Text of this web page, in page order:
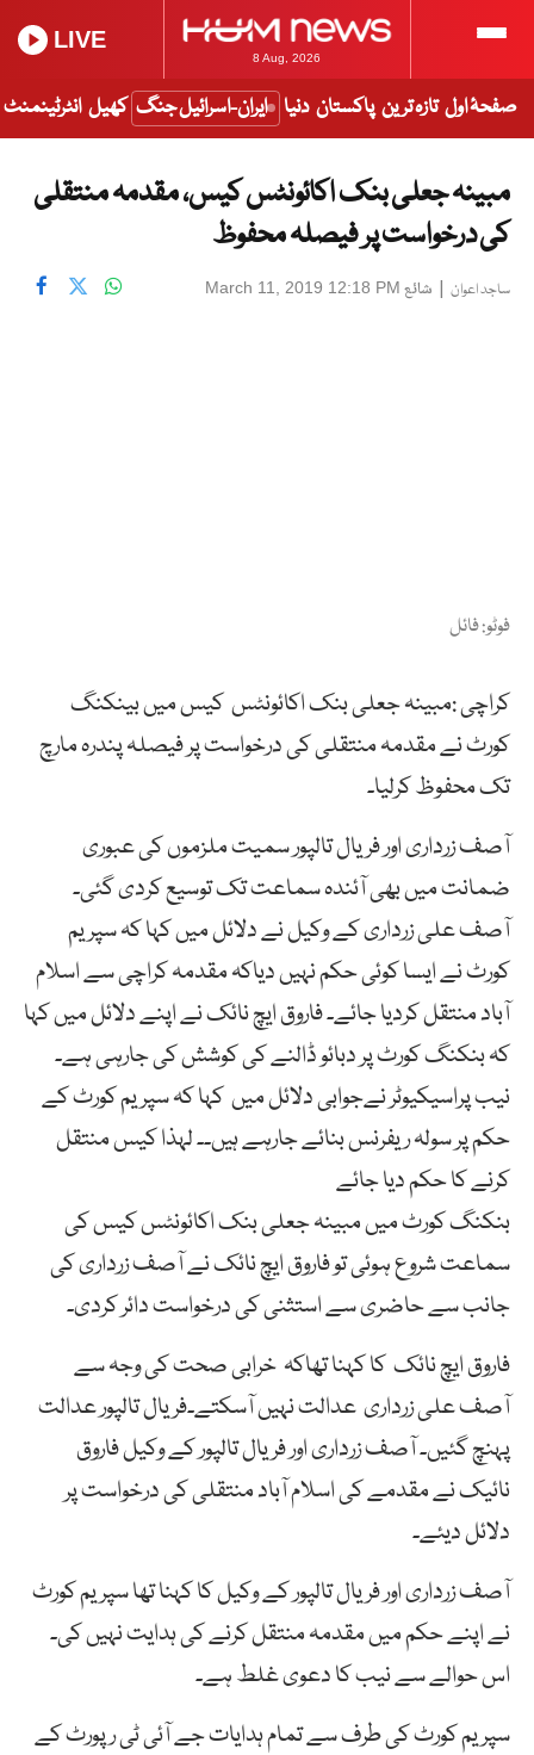
8 Aug, 2026
LIVE
صفحۂ اول تازہ ترین پاکستان دنیا ایران-اسرائیل جنگ کھیل انٹرٹینمنٹ
مبینہ جعلی بنک اکائونٹس کیس، مقدمہ منتقلی
کی درخواست پر فیصلہ محفوظ
ساجد اعوان | شائع March 11, 2019 12:18 PM
فوٹو: فائل
کراچی :مبینہ جعلی بنک اکائونٹس کیس میں بینکنگ
کورٹ نے مقدمہ منتقلی کی درخواست پر فیصلہ پندرہ مارچ
تک محفوظ کرلیا۔
آصف زرداری اور فریال تالپور سمیت ملزموں کی عبوری
ضمانت میں بھی آئندہ سماعت تک توسیع کردی گئی۔
آصف علی زرداری کے وکیل نے دلائل میں کہا کہ سپریم
کورٹ نے ایسا کوئی حکم نہیں دیاکہ مقدمہ کراچی سے اسلام
آباد منتقل کردیا جائے۔ فاروق ایچ نائک نے اپنے دلائل میں کہا
کہ بنکنگ کورٹ پر دبائو ڈالنے کی کوشش کی جارہی ہے۔
نیب پراسیکیوٹر نےجوابی دلائل میں کہا کہ سپریم کورٹ کے
حکم پر سولہ ریفرنس بنائے جارہے ہیں۔۔ لہذا کیس منتقل
کرنے کا حکم دیا جائے
بنکنگ کورٹ میں مبینہ جعلی بنک اکائونٹس کیس کی
سماعت شروع ہوئی تو فاروق ایچ نائک نے آصف زرداری کی
جانب سے حاضری سے استثنی کی درخواست دائر کردی۔
فاروق ایچ نائک کا کہنا تھاکہ خرابی صحت کی وجہ سے
آصف علی زرداری عدالت نہیں آسکتے۔فریال تالپور عدالت
پہنچ گئیں۔ آصف زرداری اور فریال تالپور کے وکیل فاروق
نائیک نے مقدمے کی اسلام آباد منتقلی کی درخواست پر
دلائل دیئے۔
آصف زرداری اور فریال تالپور کے وکیل کا کہنا تھا سپریم کورٹ
نے اپنے حکم میں مقدمہ منتقل کرنے کی ہدایت نہیں کی۔
اس حوالے سے نیب کا دعوی غلط ہے۔
سپریم کورٹ کی طرف سے تمام ہدایات جے آئی ٹی رپورٹ کے